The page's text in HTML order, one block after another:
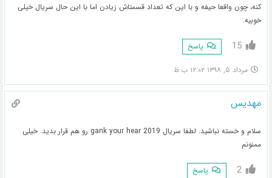
کنه، چون واقعا حیفه و با این که تعداد قسمتاش زیادن اما با این حال سریال خیلی
خوبیه.
15 پاسخ
مرداد ۵, ۱۳۹۸ ۱۲:۰۲ ب.ظ
مهدیس
سلام و خسته نباشید. لطفا سریال gank your hear 2019 رو هم قرار بدید. خیلی
ممنونم
2 پاسخ